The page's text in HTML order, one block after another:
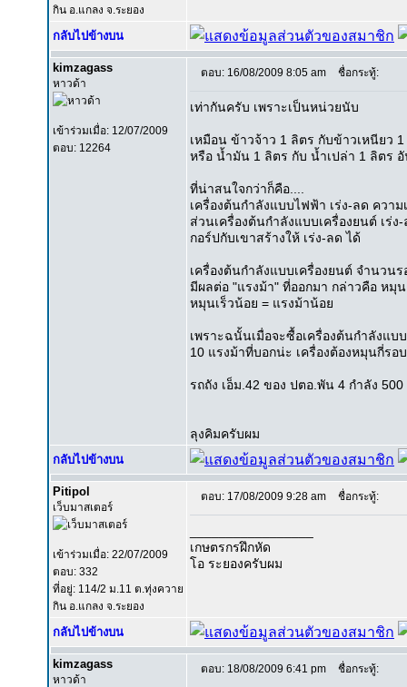
กิน อ.แกลง จ.ระยอง
กลับไปข้างบน
kimzagass
หาวด้า
เข้าร่วมเมื่อ: 12/07/2009
ตอบ: 12264
ตอบ: 16/08/2009 8:05 am ชื่อกระทู้:
เท่ากันครับ เพราะเป็นหน่วยนับ
เหมือน ข้าวจ้าว 1 ลิตร กับข้าวเหนียว
หรือ น้ำมัน 1 ลิตร กับ น้ำเปล่า 1 ลิตร
ที่น่าสนใจกว่าก็คือ....
เครื่องต้นกำลังแบบไฟฟ้า เร่ง-ลด ความ
ส่วนเครื่องต้นกำลังแบบเครื่องยนต์ เร่ง
กอร์ปกับเขาสร้างให้ เร่ง-ลด ได้
เครื่องต้นกำลังแบบเครื่องยนต์ จำนวน
มีผลต่อ "แรงม้า" ที่ออกมา กล่าวคือ หมุน
หมุนเร็วน้อย = แรงม้าน้อย
เพราะฉนั้นเมื่อจะซื้อเครื่องต้นกำลังแบ
10 แรงม้าที่บอกน่ะ เครื่องต้องหมุนกี่รอ
รถถัง เอ็ม.42 ของ ปตอ.พัน 4 กำลัง
ลุงคิมครับผม
กลับไปข้างบน
Pitipol
เว็บมาสเตอร์
เข้าร่วมเมื่อ: 22/07/2009
ตอบ: 332
ที่อยู่: 114/2 ม.11 ต.ทุ่งควาย
กิน อ.แกลง จ.ระยอง
ตอบ: 17/08/2009 9:28 am ชื่อกระทู้:
เกษตรกรฝึกหัด
โอ ระยองครับผม
กลับไปข้างบน
kimzagass
หาวด้า
ตอบ: 18/08/2009 6:41 pm ชื่อกระทู้: